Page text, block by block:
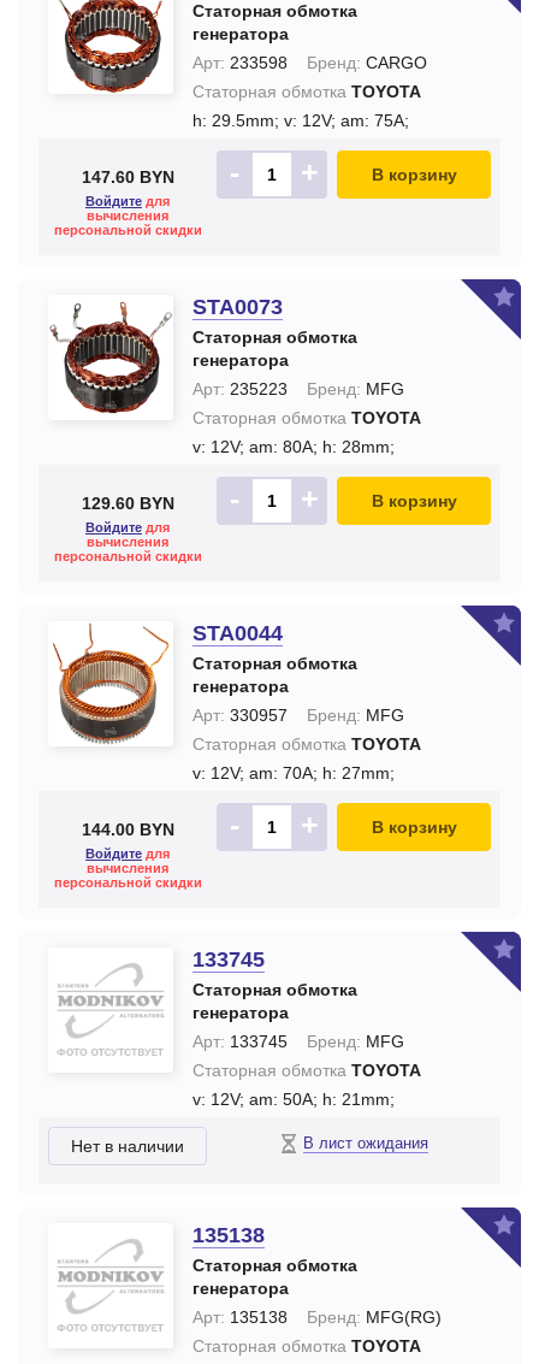
Статорная обмотка
генератора
Арт: 233598 Бренд: CARGO
Статорная обмотка TOYOTA
h: 29.5mm; v: 12V; am: 75A;
147.60 BYN
Войдите для
вычисления
персональной скидки
- + В корзину
STA0073
Статорная обмотка
генератора
Арт: 235223 Бренд: MFG
Статорная обмотка TOYOTA
v: 12V; am: 80A; h: 28mm;
129.60 BYN
Войдите для
вычисления
персональной скидки
- + В корзину
STA0044
Статорная обмотка
генератора
Арт: 330957 Бренд: MFG
Статорная обмотка TOYOTA
v: 12V; am: 70A; h: 27mm;
144.00 BYN
Войдите для
вычисления
персональной скидки
- + В корзину
133745
Статорная обмотка
генератора
Арт: 133745 Бренд: MFG
Статорная обмотка TOYOTA
v: 12V; am: 50A; h: 21mm;
Нет в наличии В лист ожидания
135138
Статорная обмотка
генератора
Арт: 135138 Бренд: MFG(RG)
Статорная обмотка TOYOTA